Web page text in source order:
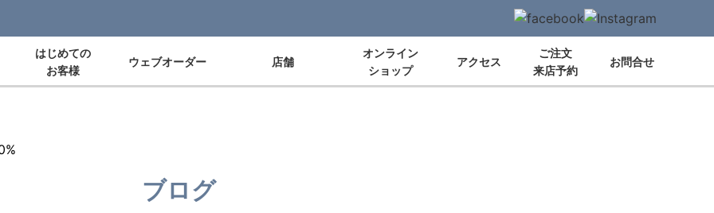
はじめての
お客様
ウェブオーダー 店舗
オンライン
ショップ
アクセス
ご注文
来店予約
お問合せ
ブログ